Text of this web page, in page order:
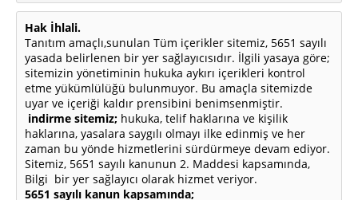
Hak İhlali.
Tanıtım amaçlı,sunulan Tüm içerikler sitemiz, 5651 sayılı
yasada belirlenen bir yer sağlayıcısıdır. İlgili yasaya göre;
sitemizin yönetiminin hukuka aykırı içerikleri kontrol
etme yükümlülüğü bulunmuyor. Bu amaçla sitemizde
uyar ve içeriği kaldır prensibini benimsenmiştir.
indirme sitemiz; hukuka, telif haklarına ve kişilik
haklarına, yasalara saygılı olmayı ilke edinmiş ve her
zaman bu yönde hizmetlerini sürdürmeye devam ediyor.
Sitemiz, 5651 sayılı kanunun 2. Maddesi kapsamında,
Bilgi bir yer sağlayıcı olarak hizmet veriyor.
5651 sayılı kanun kapsamında;